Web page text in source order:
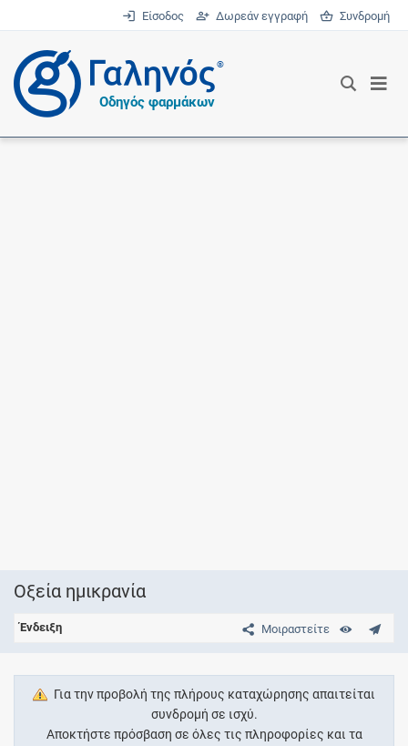
Είσοδος Δωρεάν εγγραφή Συνδρομή
®
Οδηγός φαρμάκων
Οξεία ημικρανία
Μοιραστείτε
Ένδειξη
Για την προβολή της πλήρους καταχώρησης απαιτείται
συνδρομή σε ισχύ.
Αποκτήστε πρόσβαση σε όλες τις πληροφορίες και τα